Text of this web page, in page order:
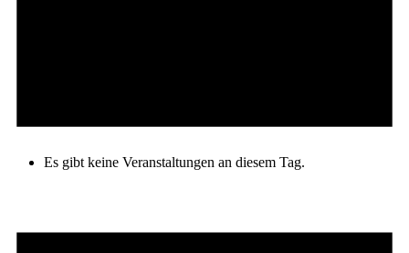
Es gibt keine Veranstaltungen an diesem Tag.